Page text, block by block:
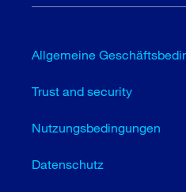
Allgemeine
Trust and security
Nutzungsbedingungen
Datenschutz